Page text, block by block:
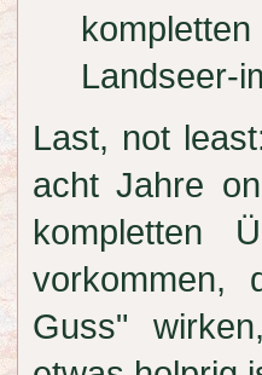
Landseer-
Last, not
acht Jahre
kompletten
vorkommen,
Guss"